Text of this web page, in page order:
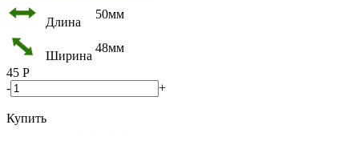
Длина
50мм
Ширина
48мм
45 Р
-
+
Купить